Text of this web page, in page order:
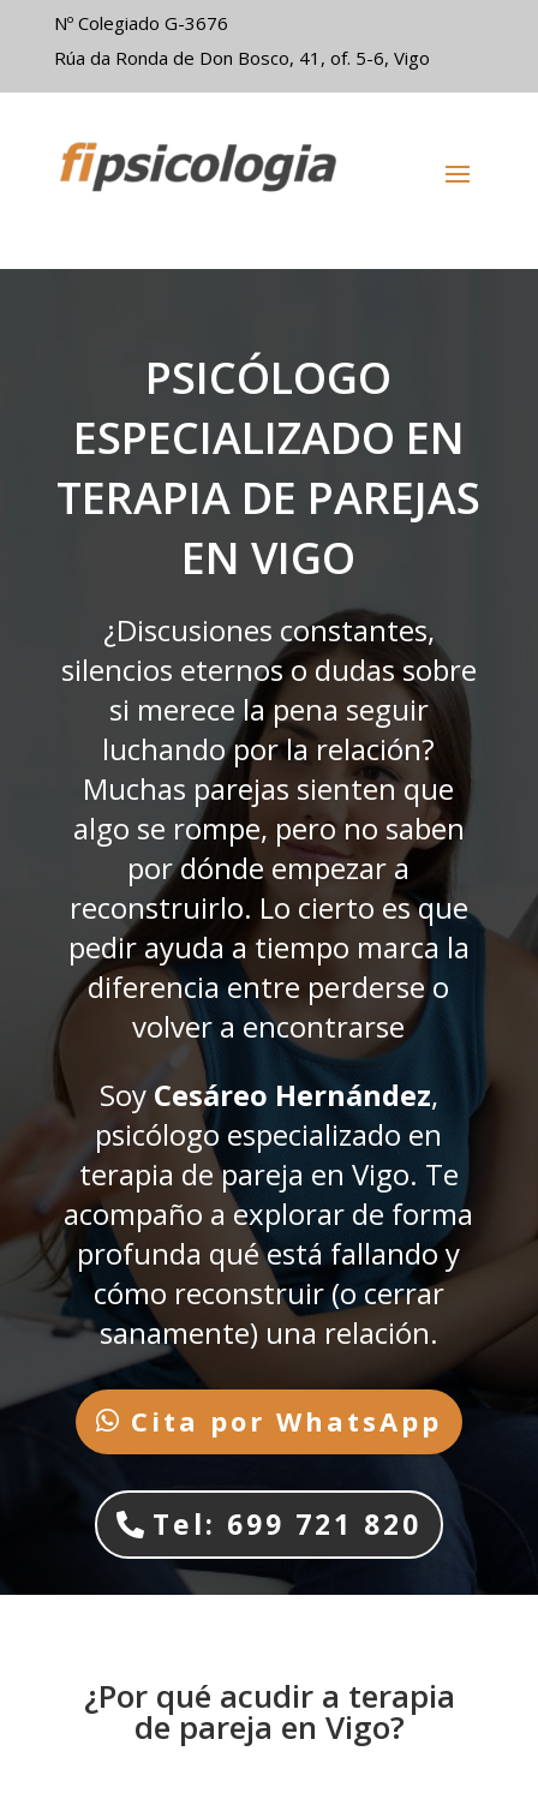
Nº Colegiado G-3676
Rúa da Ronda de Don Bosco, 41, of. 5-6, Vigo
PSICÓLOGO
ESPECIALIZADO EN
TERAPIA DE PAREJAS
EN VIGO
¿Discusiones constantes,
silencios eternos o dudas sobre
si merece la pena seguir
luchando por la relación?
Muchas parejas sienten que
algo se rompe, pero no saben
por dónde empezar a
reconstruirlo. Lo cierto es que
pedir ayuda a tiempo marca la
diferencia entre perderse o
volver a encontrarse
Soy Cesáreo Hernández,
psicólogo especializado en
terapia de pareja en Vigo. Te
acompaño a explorar de forma
profunda qué está fallando y
cómo reconstruir (o cerrar
sanamente) una relación.
Cita por WhatsApp
Tel: 699 721 820
¿Por qué acudir a terapia
de pareja en Vigo?